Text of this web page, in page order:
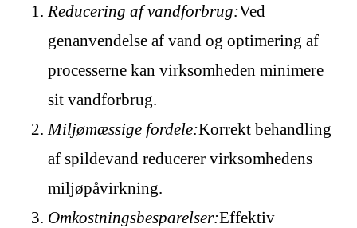
Reducering af vandforbrug:Ved
genanvendelse af vand og optimering af
processerne kan virksomheden minimere
sit vandforbrug.
Miljømæssige fordele:Korrekt behandling
af spildevand reducerer virksomhedens
miljøpåvirkning.
Omkostningsbesparelser:Effektiv